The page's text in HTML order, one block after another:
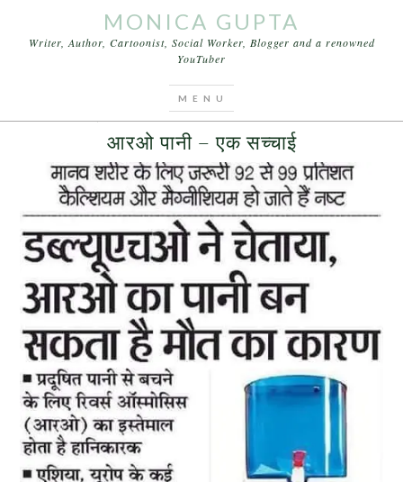
MONICA GUPTA
Writer, Author, Cartoonist, Social Worker, Blogger and a renowned
YouTuber
आरओ पानी – एक सच्चाई